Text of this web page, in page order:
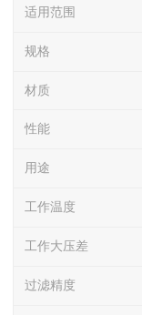
适用范围
规格
材质
性能
用途
工作温度
工作大压差
过滤精度